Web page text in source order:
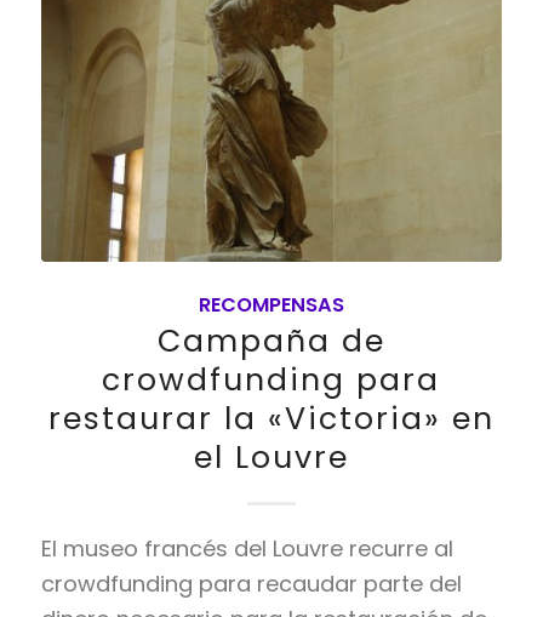
RECOMPENSAS
Campaña de
crowdfunding para
restaurar la «Victoria» en
el Louvre
El museo francés del Louvre recurre al
crowdfunding para recaudar parte del